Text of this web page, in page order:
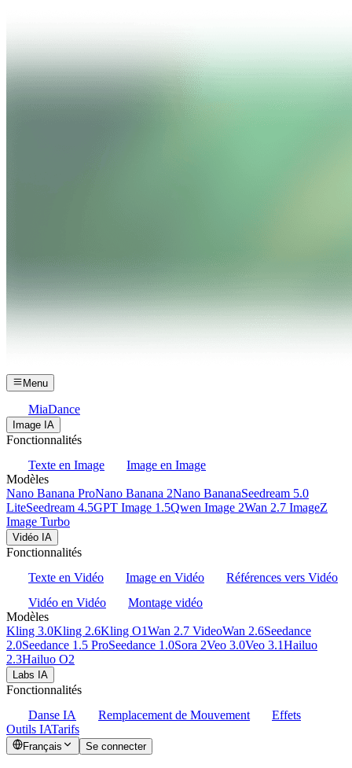
Menu
MiaDance
Image IA
Fonctionnalités
Texte en Image
Image en Image
Modèles
Nano Banana ProNano Banana 2Nano BananaSeedream 5.0
LiteSeedream 4.5GPT Image 1.5Qwen Image 2Wan 2.7 ImageZ
Image Turbo
Vidéo IA
Fonctionnalités
Texte en Vidéo
Image en Vidéo
Références vers Vidéo
Vidéo en Vidéo
Montage vidéo
Modèles
Kling 3.0Kling 2.6Kling O1Wan 2.7 VideoWan 2.6Seedance
2.0Seedance 1.5 ProSeedance 1.0Sora 2Veo 3.0Veo 3.1Hailuo
2.3Hailuo O2
Labs IA
Fonctionnalités
Danse IA
Remplacement de Mouvement
Effets
Outils IATarifs
Français Se connecter